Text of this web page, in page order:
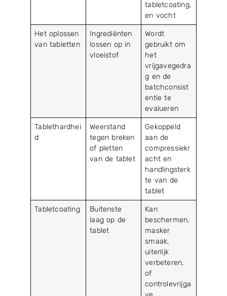
tabletcoating,
en vocht
Het oplossen
van tabletten
Ingrediënten
lossen op in
vloeistof
Wordt
gebruikt om
het
vrijgavegedra
g en de
batchconsist
entie te
evalueren
Tablethardhei
d
Weerstand
tegen breken
of pletten
van de tablet
Gekoppeld
aan de
compressiekr
acht en
handlingsterk
te van de
tablet
Tabletcoating
Buitenste
laag op de
tablet
Kan
beschermen,
masker
smaak,
uiterlijk
verbeteren,
of
controlevrijga